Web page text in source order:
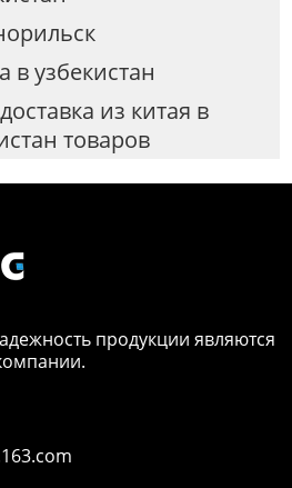
в узбекистан
из китая в
товаров
продукции являются